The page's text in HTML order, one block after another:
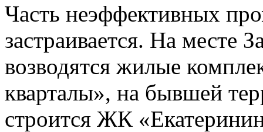
Часть неэффективных
застраивается. На месте
возводятся жилые
кварталы», на бывшей
строится ЖК